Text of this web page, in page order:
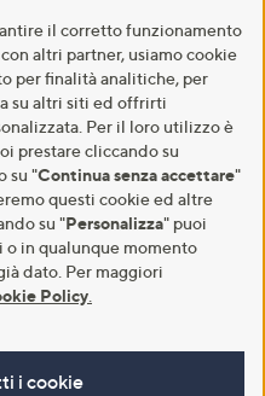
il corretto funzionamento
altri partner, usiamo cookie
per finalità analitiche, per
su altri siti ed offrirti
Per il loro utilizzo è
prestare cliccando su
su "Continua senza accettare"
questi cookie ed altre
su "Personalizza" puoi
o in qualunque momento
dato. Per maggiori
Policy
i cookie